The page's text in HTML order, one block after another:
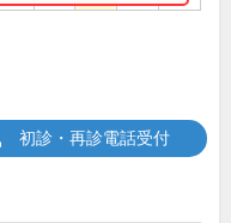
初診・再診電話受付